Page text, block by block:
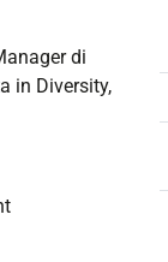
di
in Diversity,